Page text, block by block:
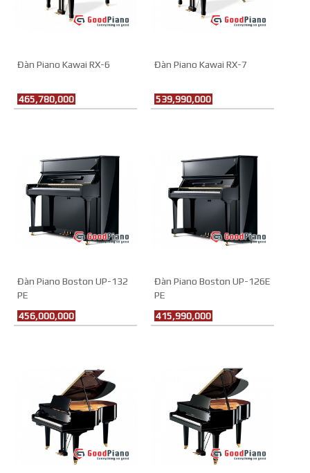
Đàn Piano Kawai RX-6
465,780,000
Đàn Piano Kawai RX-7
539,990,000
Đàn Piano Boston UP-132
PE
456,000,000
Đàn Piano Boston UP-126E
PE
415,990,000